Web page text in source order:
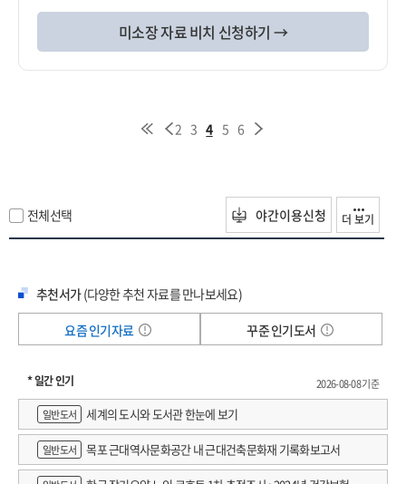
미소장 자료 비치 신청하기 →
2 3 4 5 6
전체선택 야간이용신청 더 보기
추천서가(다양한 추천 자료를 만나보세요)
요즘 인기자료
꾸준 인기도서
* 일간 인기
2026-08-08 기준
일반도서
세계의 도시와 도서관 한눈에 보기
일반도서 목포 근대역사문화공간 내 근대건축문화재 기록화보고서